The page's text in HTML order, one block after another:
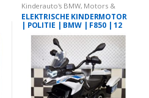
Kinderauto's BMW, Motors &
Scooters
ELEKTRISCHE KINDERMOTOR
| POLITIE | BMW | F850 | 12
VOLT